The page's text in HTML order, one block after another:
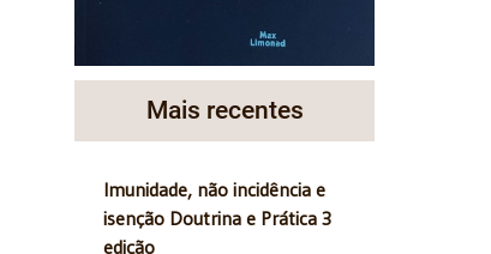
Mais recentes
Imunidade, não incidência e
isenção Doutrina e Prática 3
edição